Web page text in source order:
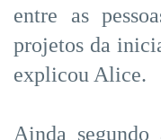
entre as
projetos da
explicou Alice.
Ainda segundo